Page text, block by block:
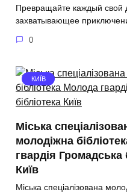
Превращайте каждый свой
захватывающее
0
КИЇВ
Міська
молодіжна
гвардія Громадська
Київ
Міська спеціалізована